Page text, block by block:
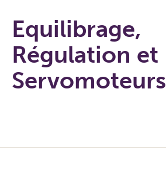
Equilibrage,
Régulation et
Servomoteurs